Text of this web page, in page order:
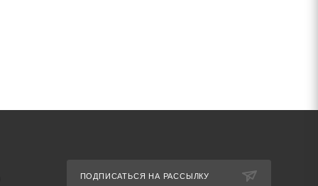
ПОДПИСАТЬСЯ НА РАССЫЛКУ